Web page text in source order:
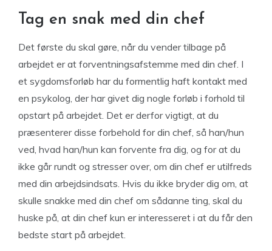
Tag en snak med din chef
Det første du skal gøre, når du vender tilbage på
arbejdet er at forventningsafstemme med din chef. I
et sygdomsforløb har du formentlig haft kontakt med
en psykolog, der har givet dig nogle forløb i forhold til
opstart på arbejdet. Det er derfor vigtigt, at du
præsenterer disse forbehold for din chef, så han/hun
ved, hvad han/hun kan forvente fra dig, og for at du
ikke går rundt og stresser over, om din chef er utilfreds
med din arbejdsindsats. Hvis du ikke bryder dig om, at
skulle snakke med din chef om sådanne ting, skal du
huske på, at din chef kun er interesseret i at du får den
bedste start på arbejdet.